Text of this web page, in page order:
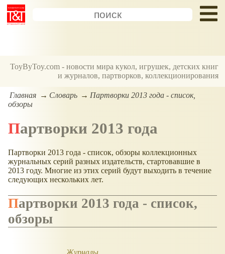
ToyByToy.com - новости мира кукол, игрушек, детских книг
и журналов, партворков, коллекционирования
Главная Словарь
Партворки 2013 года - список,
обзоры
Партворки 2013 года
Партворки 2013 года - список, обзоры коллекционных
журнальных серий разных издательств, стартовавшие в
2013 году. Многие из этих серий будут выходить в течение
следующих нескольких лет.
Партворки 2013 года - список,
обзоры
Журналы